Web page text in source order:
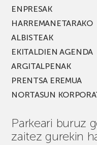
ENPRESAK
HARREMANETARAKO
ALBISTEAK
EKITALDIEN AGENDA
ARGITALPENAK
PRENTSA EREMUA
NORTASUN
Parkeari buruz
zaitez gurekin